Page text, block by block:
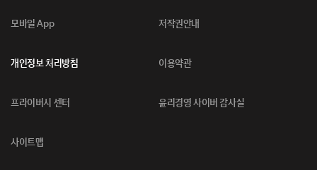
모바일 App 저작권안내
개인정보 처리방침 이용약관
프라이버시 센터 윤리경영 사이버 감사실
사이트맵